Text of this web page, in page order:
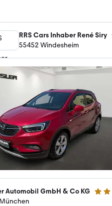
RRS Cars Inhaber René Siry
55452 Windesheim
Automobil GmbH & Co KG 5